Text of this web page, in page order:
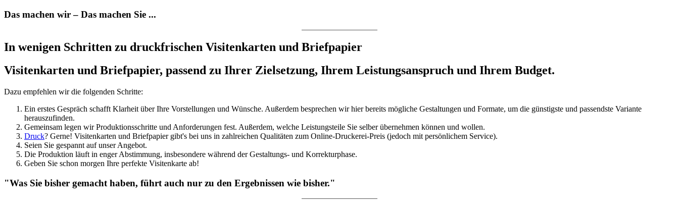
Das machen wir – Das machen Sie ...
In wenigen Schritten zu druckfrischen Visitenkarten und Briefpapier
Visitenkarten und Briefpapier, passend zu Ihrer Zielsetzung, Ihrem Leistungsanspruch und Ihrem Budget.
Dazu empfehlen wir die folgenden Schritte:
Ein erstes Gespräch schafft Klarheit über Ihre Vorstellungen und Wünsche. Außerdem besprechen wir hier bereits mögliche Gestaltungen und Formate, um die günstigste und passendste Variante
herauszufinden.
Gemeinsam legen wir Produktionsschritte und Anforderungen fest. Außerdem, welche Leistungsteile Sie selber übernehmen können und wollen.
Druck? Gerne! Visitenkarten und Briefpapier gibt's bei uns in zahlreichen Qualitäten zum Online-Druckerei-Preis (jedoch mit persönlichem Service).
Seien Sie gespannt auf unser Angebot.
Die Produktion läuft in enger Abstimmung, insbesondere während der Gestaltungs- und Korrekturphase.
Geben Sie schon morgen Ihre perfekte Visitenkarte ab!
"Was Sie bisher gemacht haben, führt auch nur zu den Ergebnissen wie bisher."